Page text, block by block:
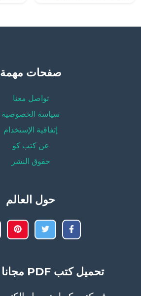
صفحات مهمة
تواصل معنا
سياسة الخصوصية
إتفاقية الإستخدام
عن كتب كو
حقوق النشر
حول العالم
تحميل كتب PDF مجانا – كتب كو